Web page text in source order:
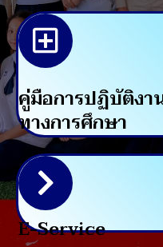
คู่มือการปฏิบัติงา
ทางการศึกษา
E-Service